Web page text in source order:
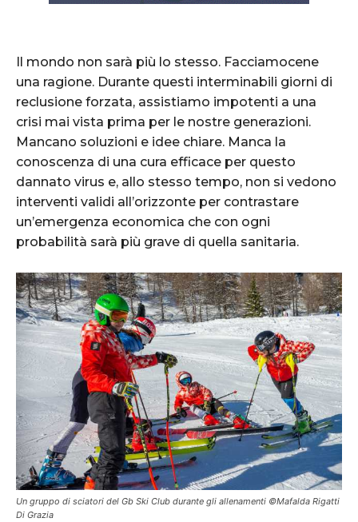
Il mondo non sarà più lo stesso. Facciamocene
una ragione. Durante questi interminabili giorni di
reclusione forzata, assistiamo impotenti a una
crisi mai vista prima per le nostre generazioni.
Mancano soluzioni e idee chiare. Manca la
conoscenza di una cura efficace per questo
dannato virus e, allo stesso tempo, non si vedono
interventi validi all’orizzonte per contrastare
un’emergenza economica che con ogni
probabilità sarà più grave di quella sanitaria.
Un gruppo di sciatori del Gb Ski Club durante gli allenamenti ©Mafalda Rigatti
Di Grazia